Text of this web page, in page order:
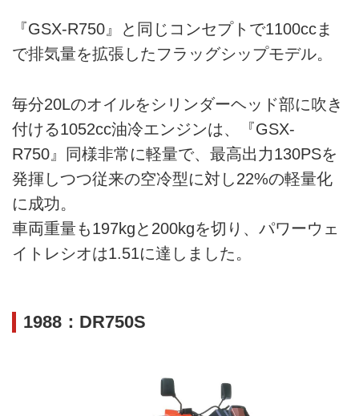
『GSX-R750』と同じコンセプトで1100ccま
で排気量を拡張したフラッグシップモデル。
毎分20Lのオイルをシリンダーヘッド部に吹き
付ける1052cc油冷エンジンは、『GSX-
R750』同様非常に軽量で、最高出力130PSを
発揮しつつ従来の空冷型に対し22%の軽量化
に成功。
車両重量も197kgと200kgを切り、パワーウェ
イトレシオは1.51に達しました。
1988：DR750S